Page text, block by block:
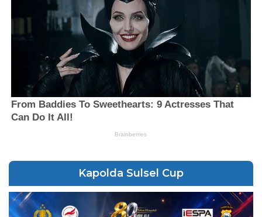
Kapolda Sulsel Cup